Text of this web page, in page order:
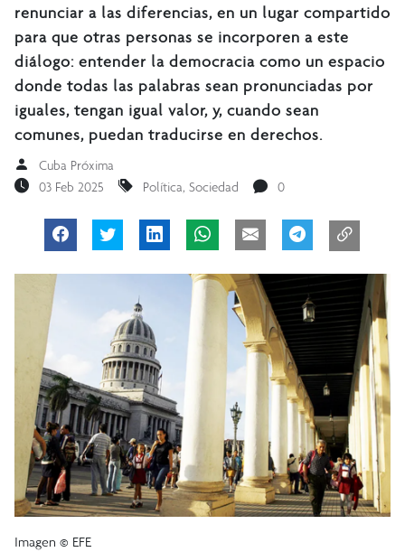
renunciar a las diferencias, en un lugar compartido
para que otras personas se incorporen a este
diálogo: entender la democracia como un espacio
donde todas las palabras sean pronunciadas por
iguales, tengan igual valor, y, cuando sean
comunes, puedan traducirse en derechos.
Cuba Próxima
03 Feb 2025
Política, Sociedad 0
Imagen © EFE